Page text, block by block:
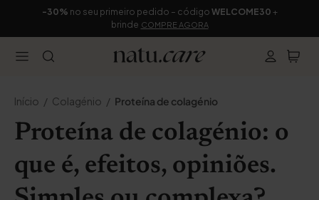
-30% no seu primeiro pedido – código WELCOME30 +
brinde COMPRE AGORA
Início Colagénio Proteína de colagénio
Proteína de colagénio: o
que é, efeitos, opiniões.